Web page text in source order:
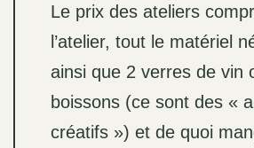
Le prix des ateliers
l’atelier, tout le matériel
ainsi que 2 verres de vin
boissons (ce sont des «
créatifs ») et de quoi